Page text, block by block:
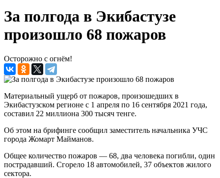
За полгода в Экибастузе
произошло 68 пожаров
Осторожно с огнём!
Материальный ущерб от пожаров, произошедших в
Экибастузском регионе с 1 апреля по 16 сентября 2021 года,
составил 22 миллиона 300 тысяч тенге.
Об этом на брифинге сообщил заместитель начальника УЧС
города Жомарт Майманов.
Общее количество пожаров — 68, два человека погибли, один
пострадавший. Сгорело 18 автомобилей, 37 объектов жилого
сектора.